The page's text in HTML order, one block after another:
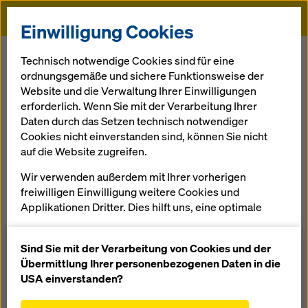
Doka
Über Doka
Weltweit vor Ort
Die professionelle Beratung und Betreuung von Baufirmen
„vor Ort“ ist eine Kernkompetenz von Doka. Mit 160
Vertriebs- und Logistikstandorten in mehr als 50 Ländern
verfügt Doka über ein leistungsstarkes Vertriebsnetz und
garantiert damit die rasche und professionelle
Bereitstellung von Material und technischem Support -
Einwilligung Cookies
Technisch notwendige Cookies sind für eine
ordnungsgemäße und sichere Funktionsweise der
Website und die Verwaltung Ihrer Einwilligungen
erforderlich. Wenn Sie mit der Verarbeitung Ihrer
Daten durch das Setzen technisch notwendiger
Cookies nicht einverstanden sind, können Sie nicht
auf die Website zugreifen.
Wir verwenden außerdem mit Ihrer vorherigen
freiwilligen Einwilligung weitere Cookies und
Applikationen Dritter. Dies hilft uns, eine optimale
die Funktionalität unserer Website ständig zu
verbessern (Funktionale und Statistik Cookies),
Sind Sie mit der Verarbeitung von Cookies und der
Übermittlung Ihrer personenbezogenen Daten in die
USA einverstanden?